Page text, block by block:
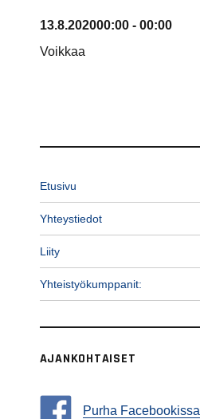
13.8.202000:00 - 00:00
Voikkaa
Etusivu
Yhteystiedot
Liity
Yhteistyökumppanit:
AJANKOHTAISET
Purha Facebookissa